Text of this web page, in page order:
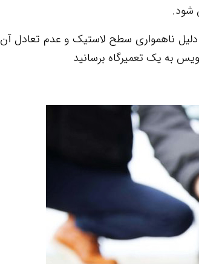
شود.
دلیل ناهمواری سطح لاستیک و عدم تعادل آن
به یک تعمیرگاه برسانید